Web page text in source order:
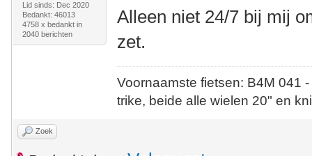
Lid sinds: Dec 2020
Bedankt: 46013
4758 x bedankt in
2040 berichten
Alleen niet 24/7 bij mij
zet.
Voornaamste fietsen: B4M
trike, beide alle wielen 20" en
Zoek